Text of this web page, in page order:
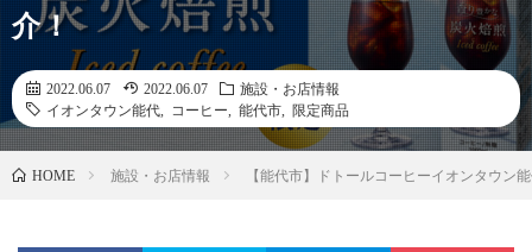
介！
2022.06.07 2022.06.07
施設・お店情報
イオンタウン能代
コーヒー 能代市 限定商品
HOME 施設・お店情報 【能代市】ドトールコーヒーイオンタウン